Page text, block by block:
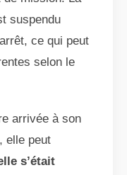
suspendu
ce qui peut
selon le
arrivée à son
elle peut
s’était